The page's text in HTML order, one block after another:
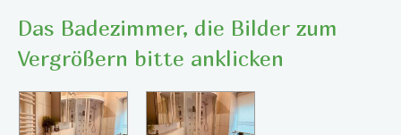
Das Badezimmer, die Bilder zum
Vergrößern bitte anklicken